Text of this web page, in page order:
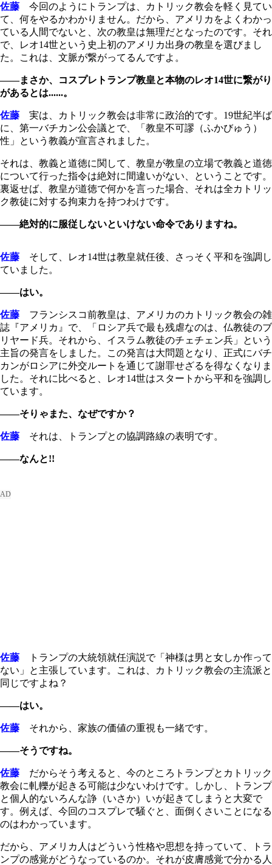
佐藤 今回のようにトランプは、カトリック教会を軽く見てい
て、何をやるかわかりません。だから、アメリカをよくわかっ
ている人間でないと、次の教皇は無理だとなったのです。それ
で、レオ14世という史上初のアメリカ出身の教皇を選びまし
た。これは、文脈が繋がってるんですよ。
――まさか、コスプレトランプ教皇と本物のレオ14世に繋がり
があるとは......。
佐藤 実は、カトリック教会は非常に政治的です。19世紀半ば
に、第一バチカン公会議とで、「教皇不可謬（ふかびゅう）
性」という教義が宣言されました。
それは、教義と道徳に関して、教皇が教皇の立場で教義と道徳
について行った指令は絶対に間違いがない、ということです。
裏返せば、教皇が道徳で何かを言った場合、それは全カトリッ
ク教徒に対する拘束力を持つわけです。
――絶対的に服従しないといけない命令でありますね。
佐藤 そして、レオ14世は教皇就任後、さっそく平和を強調し
ていました。
――はい。
佐藤 フランシスコ前教皇は、アメリカのカトリック教会の雑
誌『アメリカ』で、「ロシア兵で最も残虐なのは、仏教徒のブ
リヤード兵。それから、イスラム教徒のチェチェン兵」という
主旨の発言をしました。この発言は大問題となり、正式にバチ
カンがロシアに外交ルートを通じて謝罪せざるを得なくなりま
した。それに比べると、レオ14世はスタートから平和を強調し
ています。
――そりゃまた、なぜですか？
佐藤 それは、トランプとの協調路線の表明です。
――なんと!!
佐藤 トランプの大統領就任演説で「神様は男と女しか作って
ない」と主張しています。これは、カトリック教会の主流派と
同じですよね？
――はい。
佐藤 それから、家族の価値の重視も一緒です。
――そうですね。
佐藤 だからそう考えると、今のところトランプとカトリック
教会に軋轢が起きる可能は少ないわけです。しかし、トランプ
と個人的ないろんな諍（いさか）いが起きてしまうと大変で
す。例えば、今回のコスプレで騒ぐと、面倒くさいことになる
のはわかっています。
だから、アメリカ人はどういう性格や思想を持っていて、トラ
ンプの感覚がどうなっているのか。それが皮膚感覚で分かる人